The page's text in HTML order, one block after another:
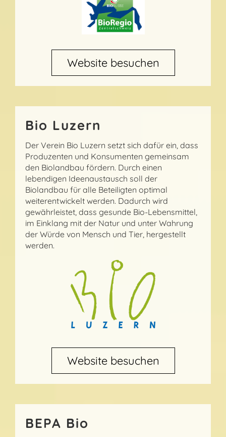
Website besuchen
Bio Luzern
Der Verein Bio Luzern setzt sich dafür ein, dass
Produzenten und Konsumenten gemeinsam
den Biolandbau fördern. Durch einen
lebendigen Ideenaustausch soll der
Biolandbau für alle Beteiligten optimal
weiterentwickelt werden. Dadurch wird
gewährleistet, dass gesunde Bio-Lebensmittel,
im Einklang mit der Natur und unter Wahrung
der Würde von Mensch und Tier, hergestellt
werden.
Website besuchen
BEPA Bio